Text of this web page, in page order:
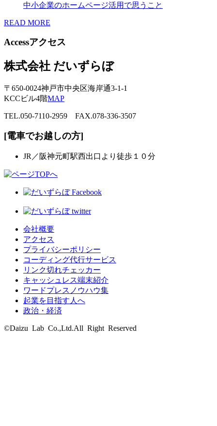
中小企業のホームページ活用で思うこと
READ MORE
Accessアクセス
株式会社 だいずらぼ
〒650-0024神戸市中央区海岸通3-1-1
KCCビル4階MAP
TEL.050-7110-2959 FAX.078-336-3507
[電車でお越しの方]
JR／阪神元町駅西出口より徒歩１０分
会社概要
アクセス
プライバシーポリシー
コーディング代行サービス
リンク切れチェッカー
キャッシュレス端末紹介
ワードプレスノウハウ集
起業を目指す人へ
政治・経済
©Daizu Lab Co.,Ltd.All Right Reserved